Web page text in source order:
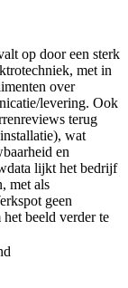
op door een sterk
met in
over
levering. Ook
terug
wat
en
lijkt het bedrijf
met als
geen
beeld verder te